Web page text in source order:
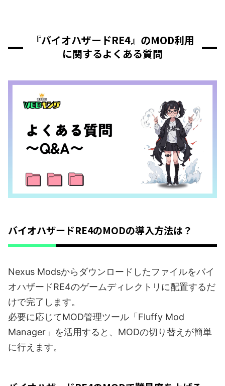
『バイオハザードRE4』のMOD利用
に関するよくある質問
バイオハザードRE4のMODの導入方法は？
Nexus Modsからダウンロードしたファイルをバイ
オハザードRE4のゲームディレクトリに配置するだ
けで完了します。
必要に応じてMOD管理ツール「Fluffy Mod
Manager」を活用すると、MODの切り替えが簡単
に行えます。